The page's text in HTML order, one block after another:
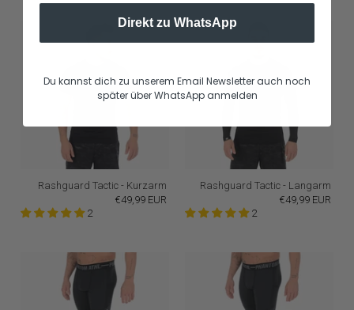
Rashguard Tactic - Kurzarm
€49,99 EUR
2
Rashguard Tactic - Langarm
€49,99 EUR
2
Direkt zu WhatsApp
Du kannst dich zu unserem Email Newsletter auch noch
später über WhatsApp anmelden